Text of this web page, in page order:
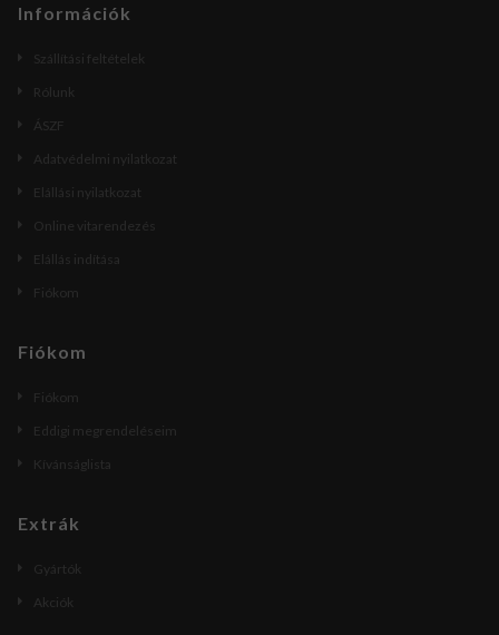
Információk
Szállítási feltételek
Rólunk
ÁSZF
Adatvédelmi nyilatkozat
Elállási nyilatkozat
Online vitarendezés
Elállás indítása
Fiókom
Fiókom
Fiókom
Eddigi megrendeléseim
Kívánságlista
Extrák
Gyártók
Akciók